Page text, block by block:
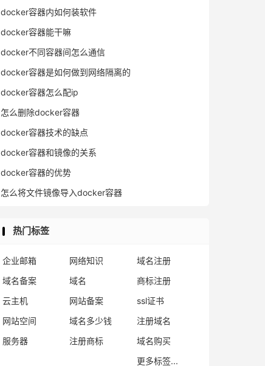
docker容器内如何装软件
docker容器能干嘛
docker不同容器间怎么通信
docker容器是如何做到网络隔离的
docker容器怎么配ip
怎么删除docker容器
docker容器技术的缺点
docker容器和镜像的关系
docker容器的优势
怎么将文件镜像导入docker容器
热门标签
企业邮箱 网络知识
域名注册
域名备案
域名
商标注册
云主机
网站备案
ssl证书
网站空间
域名多少钱
注册域名
服务器
注册商标
域名购买
更多标签...